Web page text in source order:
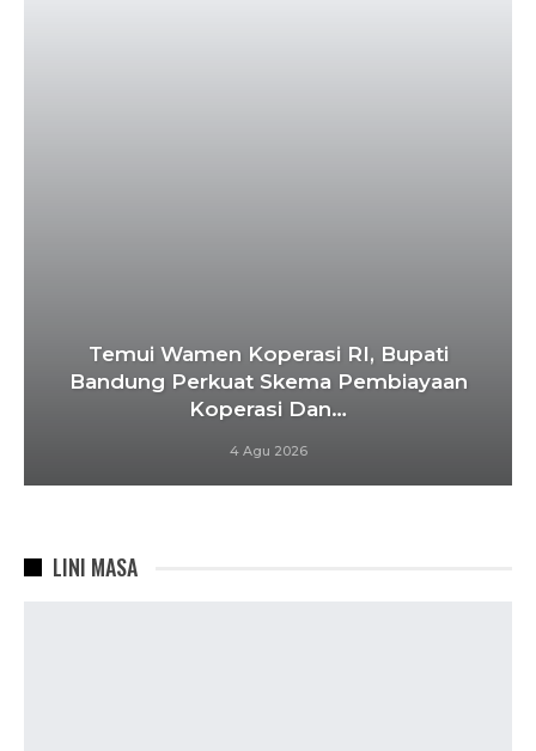
Temui Wamen Koperasi RI, Bupati
Bandung Perkuat Skema Pembiayaan
Koperasi Dan…
4 Agu 2026
LINI MASA